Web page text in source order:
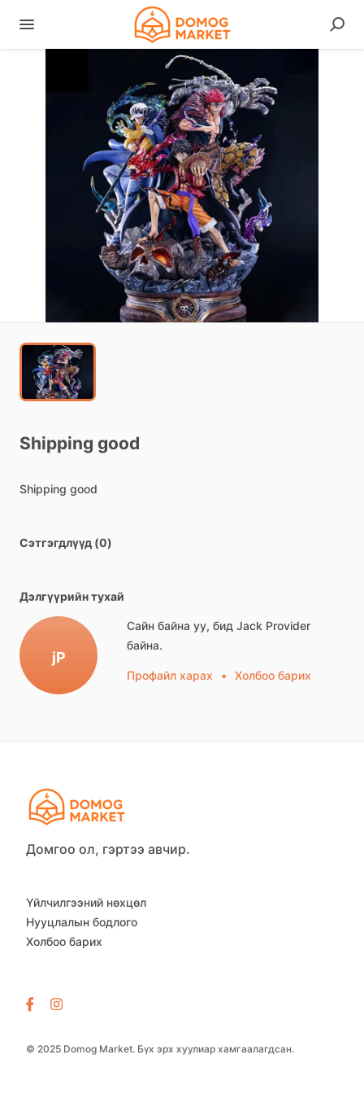
Shipping good
Shipping good
Сэтгэгдлүүд (0)
Дэлгүүрийн тухай
jP
Сайн байна уу, бид Jack Provider
байна.
Профайл харах • Холбоо барих
Домгоо ол, гэртээ авчир.
© 2025 Domog Market. Бүх эрх хуулиар хамгаалагдсан.
Үйлчилгээний нөхцөл
Нууцлалын бодлого
Холбоо барих